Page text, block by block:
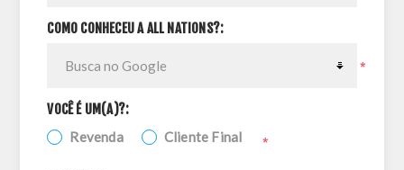
COMO CONHECEU A ALL NATIONS?:
*
VOCÊ É UM(A)?:
Revenda Cliente Final *